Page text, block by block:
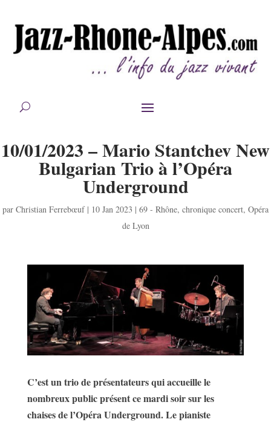
10/01/2023 – Mario Stantchev New
Bulgarian Trio à l’Opéra
Underground
par Christian Ferrebœuf| 10 Jan 2023 | 69 - Rhône, chronique concert, Opéra
de Lyon
C’est un trio de présentateurs qui accueille le
nombreux public présent ce mardi soir sur les
chaises de l’Opéra Underground. Le pianiste